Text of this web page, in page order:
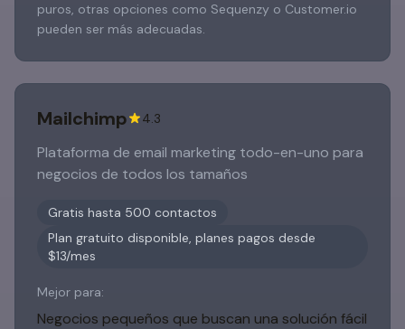
puros, otras opciones como Sequenzy o Customer.io
pueden ser más adecuadas.
Mailchimp 4.3
Plataforma de email marketing todo-en-uno para
negocios de todos los tamaños
Gratis hasta 500 contactos
Plan gratuito disponible, planes pagos desde
$13/mes
Mejor para:
Negocios pequeños que buscan una solución fácil